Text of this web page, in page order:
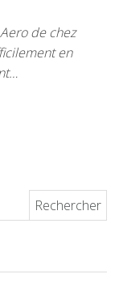
de chez
en